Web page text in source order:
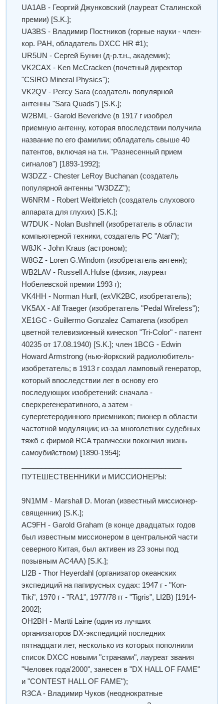
UA1AB - Георгий Джунковский (лауреат Сталинской
премии) [S.K.];
UA3BS - Владимир Постников (горные науки - член-
кор. РАH, обладатель DXCC HR #1);
UR5UN - Сергей Бунин (д-р.т.н., академик);
VK2CAX - Ken McCracken (почетный директор
"CSIRO Mineral Physics");
VK2QV - Percy Sara (создатель популярной
антенны "Sara Quads") [S.K.];
W2BML - Garold Beveridve (в 1917 г изобрел
приемную антенну, которая впоследствии получила
название по его фамилии; обладатель свыше 40
патентов, включая на т.н. "Разнесенный прием
сигналов") [1893-1992];
W3DZZ - Chester LeRoy Buchanan (создатель
популярной антенны "W3DZZ");
W6NRM - Robert Weitbrietch (создатель слухового
аппарата для глухих) [S.K.];
W7DUK - Nolan Bushnell (изобретатель в области
компьютерной техники, создатель РС "Atari");
W8JK - John Kraus (астроном);
W8GZ - Loren G.Windom (изобретатель антенн);
WB2LAV - Russell A.Hulse (физик, лауреат
Нобелевской премии 1993 г);
VK4HH - Norman Hurll, (exVK2BC, изобретатель);
VK5AX - Alf Traeger (изобретатель "Pedal Wireless");
XE1GC - Guillermo Gonzalez Camarena (изобрел
цветной телевизионный кинескоп "Tri-Color" - патент
40235 от 17.08.1940) [S.K.]; член 1BCG - Edwin
Howard Armstrong (нью-йоркский радиолюбитель-
изобретатель; в 1913 г создал ламповый генератор,
который впоследствии лег в основу его
последующих изобретений: сначала -
сверхрегенеративного, а затем -
супергетеродинного приемников; пионер в области
частотной модуляции; из-за многолетних судебных
тяжб с фирмой RCA трагически покончил жизнь
самоубийством) [1890-1954];
ПУТЕШЕСТВЕННИКИ и МИССИОНЕРЫ:
9N1MM - Marshall D. Moran (известный миссионер-
священник) [S.K.];
AC9FH - Garold Graham (в конце двадцатых годов
был известным миссионером в центральной части
северного Китая, был активен из 23 зоны под
позывным AC4AA) [S.K.];
LI2B - Thor Heyerdahl (организатор океанских
экспедиций на папирусных судах: 1947 г - "Коn-
Тiki", 1970 г - "RA1", 1977/78 гг - "Tigris", LI2B) [1914-
2002];
OH2BH - Martti Laine (один из лучших
организаторов DX-экспедиций последних
пятнадцати лет, несколько из которых пополнили
список DXCC новыми "странами", лауреат звания
"Человек года'2000", занесен в "DX HALL OF FAME"
и "CONTEST HALL OF FAME");
R3CA - Владимир Чуков (неоднократные